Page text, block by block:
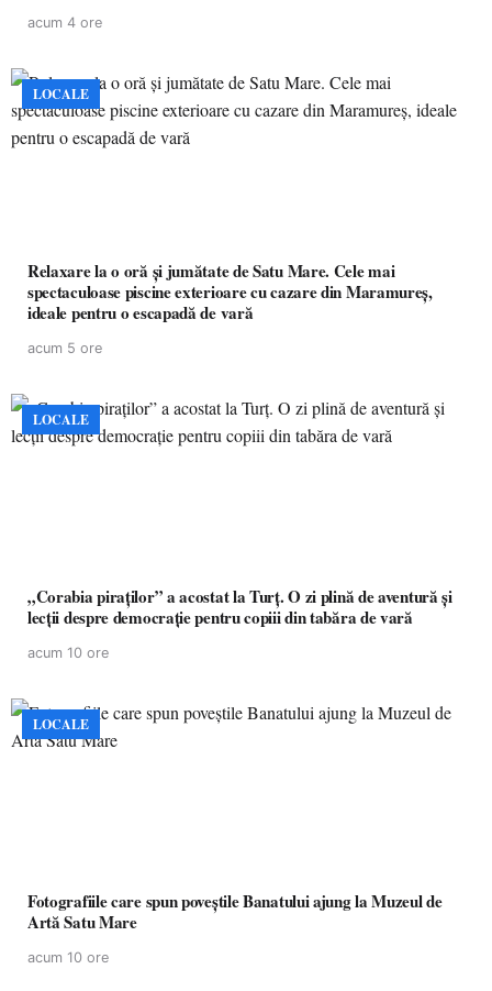
acum 4 ore
LOCALE
Relaxare la o oră și jumătate de Satu Mare. Cele mai
spectaculoase piscine exterioare cu cazare din Maramureș,
ideale pentru o escapadă de vară
acum 5 ore
LOCALE
„Corabia piraților” a acostat la Turț. O zi plină de aventură și
lecții despre democrație pentru copiii din tabăra de vară
acum 10 ore
LOCALE
Fotografiile care spun poveștile Banatului ajung la Muzeul de
Artă Satu Mare
acum 10 ore